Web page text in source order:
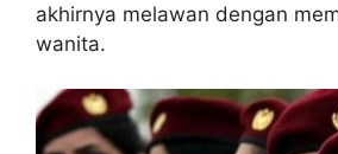
akhirnya melawan dengan
wanita.